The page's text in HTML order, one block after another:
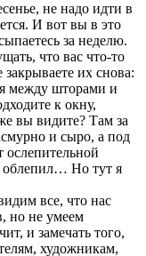
не надо идти в
И вот вы в это
за неделю.
что вас что-то
их снова:
между шторами и
к окну,
вы видите? Там за
и сыро, а под
ослепительной
облепил… Но тут я
все, что нас
но не умеем
и замечать того,
художникам,